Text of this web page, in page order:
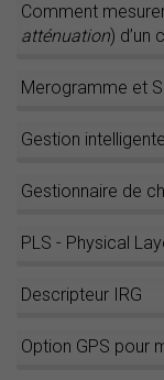
Comment
atténuation) d’un
Merogramme et
Gestion
Gestionnaire de
PLS - Physical
Descripteur IRG
Option GPS pour